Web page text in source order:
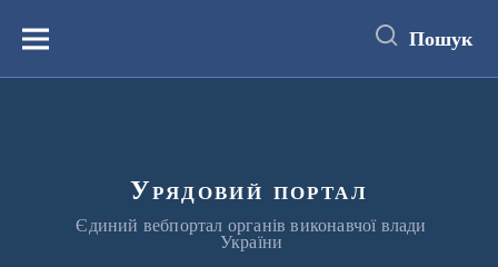
вмістуМеню Пошук
Урядовий портал
Єдиний вебпортал органів виконавчої влади
України